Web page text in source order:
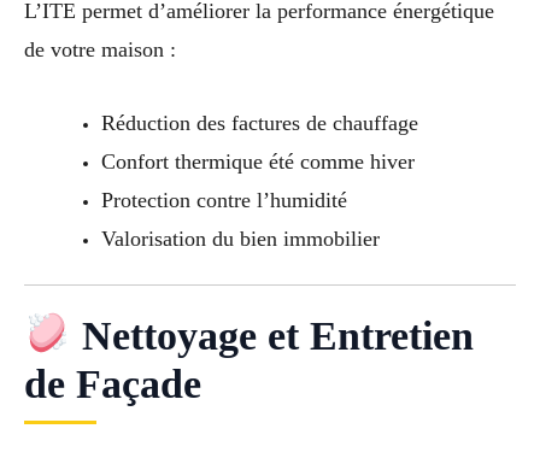
L’ITE permet d’améliorer la performance énergétique
de votre maison :
Réduction des factures de chauffage
Confort thermique été comme hiver
Protection contre l’humidité
Valorisation du bien immobilier
Nettoyage et Entretien
de Façade